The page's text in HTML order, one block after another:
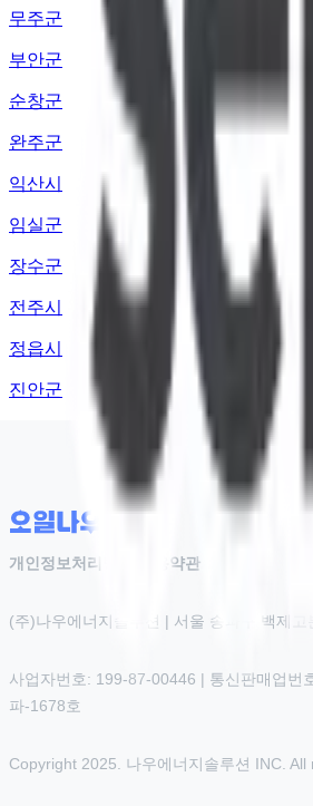
무주군
부안군
순창군
완주군
익산시
임실군
장수군
전주시
정읍시
진안군
개인정보처리방침 이용약관
(주)나우에너지솔루션 | 서울 송파구 백제고
사업자번호: 199-87-00446 | 통신판매업번
파-1678호
Copyright 2025. 나우에너지솔루션 INC. All